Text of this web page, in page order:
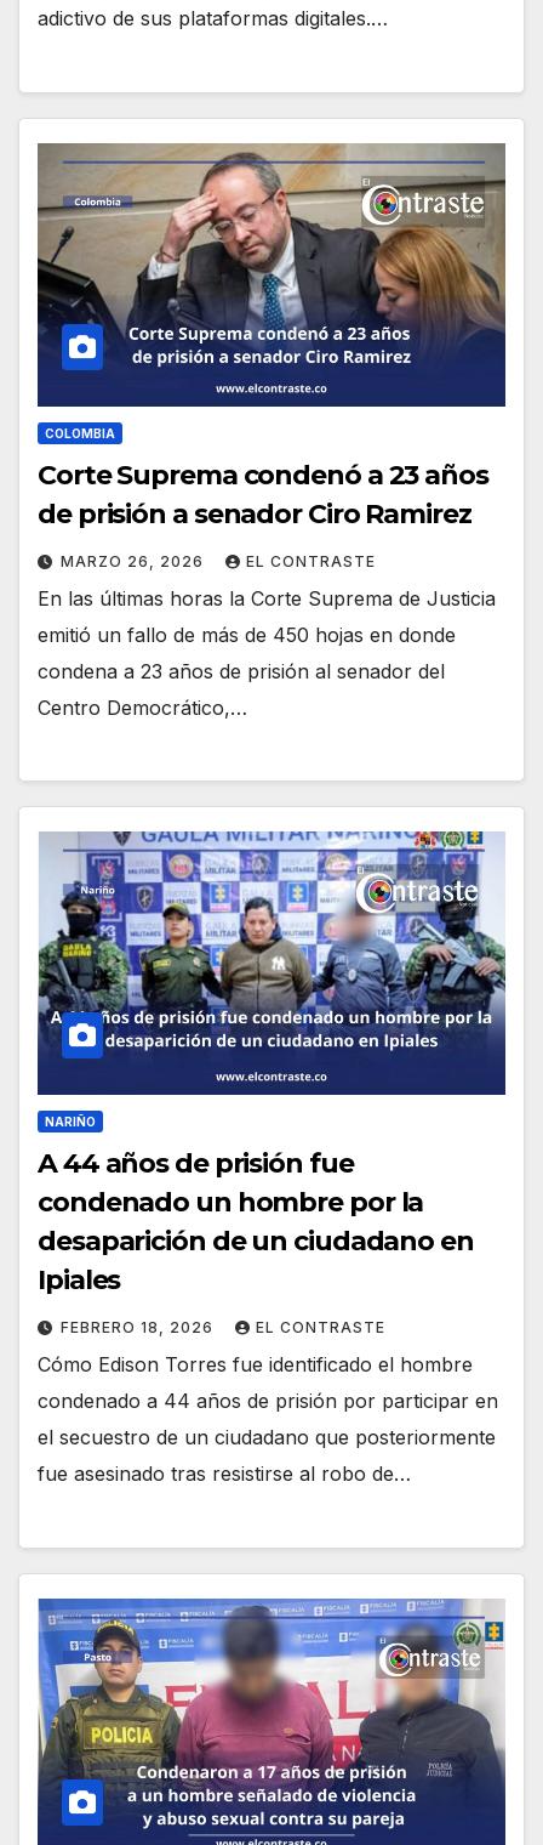
adictivo de sus plataformas digitales.…
COLOMBIA
Corte Suprema condenó a 23 años
de prisión a senador Ciro Ramirez
MARZO 26, 2026 EL CONTRASTE
En las últimas horas la Corte Suprema de Justicia
emitió un fallo de más de 450 hojas en donde
condena a 23 años de prisión al senador del
Centro Democrático,…
NARIÑO
A 44 años de prisión fue
condenado un hombre por la
desaparición de un ciudadano en
Ipiales
FEBRERO 18, 2026 EL CONTRASTE
Cómo Edison Torres fue identificado el hombre
condenado a 44 años de prisión por participar en
el secuestro de un ciudadano que posteriormente
fue asesinado tras resistirse al robo de…